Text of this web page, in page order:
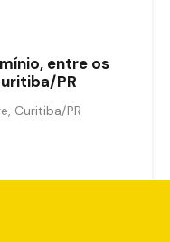
entre os
PR
Curitiba/PR